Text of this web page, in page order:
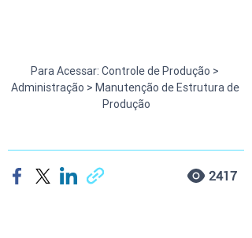
Para Acessar: Controle de Produção >
Administração > Manutenção de Estrutura de
Produção
2417